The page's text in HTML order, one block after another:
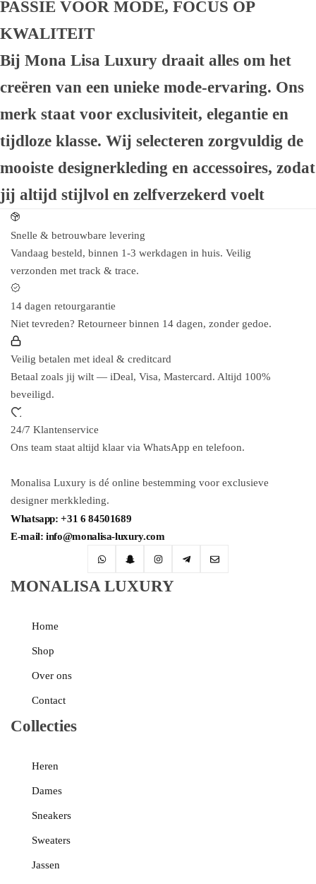
PASSIE VOOR MODE, FOCUS OP
KWALITEIT
Bij Mona Lisa Luxury draait alles om het
creëren van een unieke mode-ervaring. Ons
merk staat voor exclusiviteit, elegantie en
tijdloze klasse. Wij selecteren zorgvuldig de
mooiste designerkleding en accessoires, zodat
jij altijd stijlvol en zelfverzekerd voelt
Snelle & betrouwbare levering
Vandaag besteld, binnen 1-3 werkdagen in huis. Veilig
verzonden met track & trace.
14 dagen retourgarantie
Niet tevreden? Retourneer binnen 14 dagen, zonder gedoe.
Veilig betalen met ideal & creditcard
Betaal zoals jij wilt — iDeal, Visa, Mastercard. Altijd 100%
beveiligd.
24/7 Klantenservice
Ons team staat altijd klaar via WhatsApp en telefoon.
Monalisa Luxury is dé online bestemming voor exclusieve
designer merkkleding.
Whatsapp: +31 6 84501689
E-mail: info@monalisa-luxury.com
MONALISA LUXURY
Home
Shop
Over ons
Contact
Collecties
Heren
Dames
Sneakers
Sweaters
Jassen